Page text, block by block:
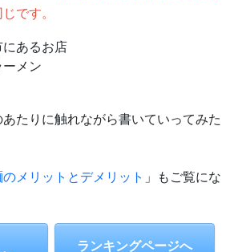
です。
あるお店
メン
たりに触れながら書いていってみた
メリットとデメリット 」もご覧にな
ランキングページへ